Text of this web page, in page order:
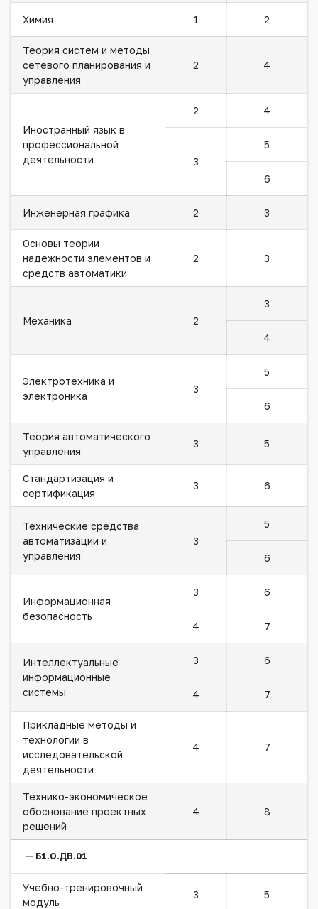
Химия 1 2
Теория систем и методы
сетевого планирования и
управления
2 4
Иностранный язык в
профессиональной
деятельности
2 4
3
5
6
Инженерная графика 2 3
Основы теории
надежности элементов и
средств автоматики
2 3
Механика 2
3
4
Электротехника и
электроника
3
5
6
Теория автоматического
управления
3 5
Стандартизация и
сертификация
3 6
Технические средства
автоматизации и
управления
3
5
6
Информационная
безопасность
3 6
4 7
Интеллектуальные
информационные
системы
3 6
4 7
Прикладные методы и
технологии в
исследовательской
деятельности
4 7
Технико-экономическое
обоснование проектных
решений
4 8
Б1.О.ДВ.01
Учебно-тренировочный
модуль
3 5